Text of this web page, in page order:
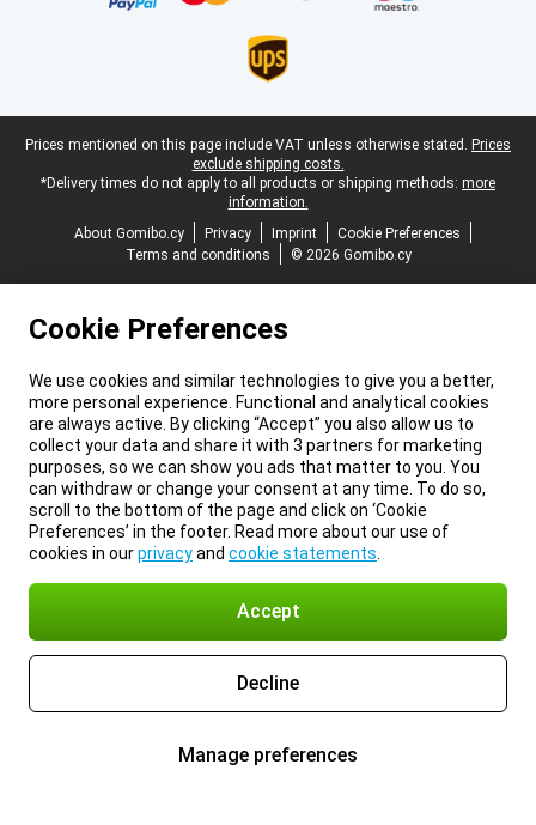
Legal footer
Prices mentioned on this page include VAT unless otherwise stated. Prices
exclude shipping costs.
*Delivery times do not apply to all products or shipping methods: more
information.
About Gomibo.cy
Privacy Imprint
Cookie Preferences
Terms and conditions
© 2026 Gomibo.cy
Cookie Preferences
We use cookies and similar technologies to give you a better,
more personal experience. Functional and analytical cookies
are always active. By clicking “Accept” you also allow us to
collect your data and share it with 3 partners for marketing
purposes, so we can show you ads that matter to you. You
can withdraw or change your consent at any time. To do so,
scroll to the bottom of the page and click on ‘Cookie
Preferences’ in the footer. Read more about our use of
cookies in ourprivacyand cookie statements
Accept
Decline
Manage preferences